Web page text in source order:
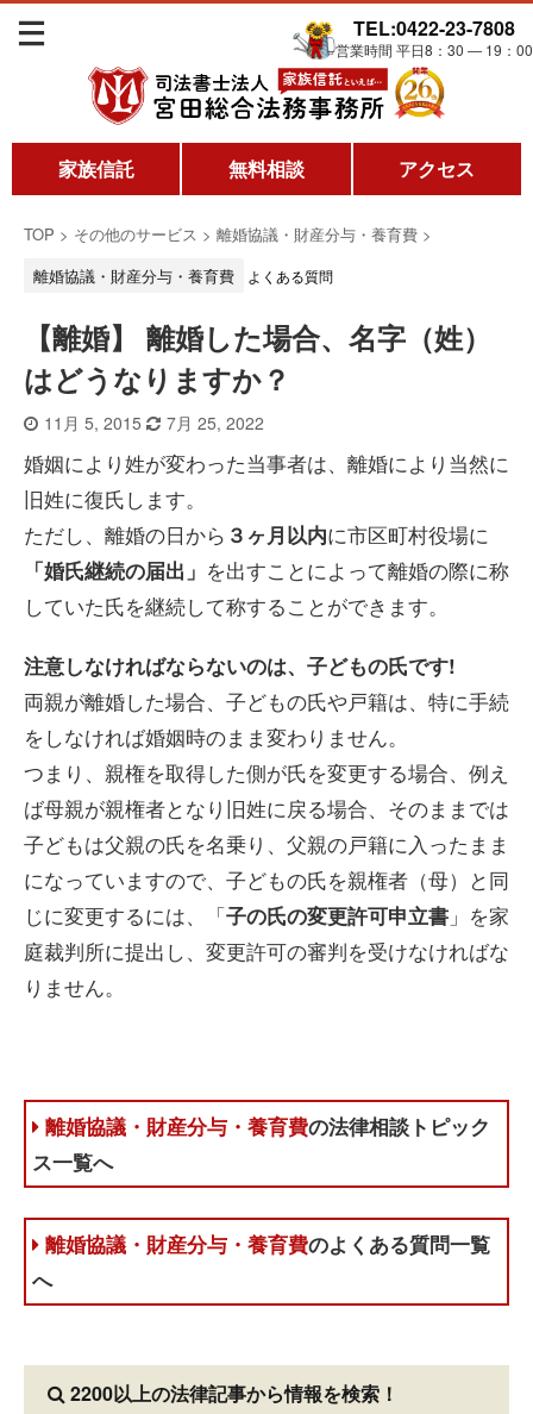
TEL:0422-23-7808
営業時間 平日8：30 ― 19：00
家族信託 無料相談 アクセス
TOP > その他のサービス > 離婚協議・財産分与・養育費 >
離婚協議・財産分与・養育費
よくある質問
【離婚】 離婚した場合、名字（姓）
はどうなりますか？
11月 5, 2015 7月 25, 2022
婚姻により姓が変わった当事者は、離婚により当然に
旧姓に復氏します。
ただし、離婚の日から ３ヶ月以内に市区町村役場に
「婚氏継続の届出」 を出すことによって離婚の際に称
していた氏を継続して称することができます。
注意しなければならないのは、子どもの氏です!
両親が離婚した場合、子どもの氏や戸籍は、特に手続
をしなければ婚姻時のまま変わりません。
つまり、親権を取得した側が氏を変更する場合、例え
ば母親が親権者となり旧姓に戻る場合、そのままでは
子どもは父親の氏を名乗り、父親の戸籍に入ったまま
になっていますので、子どもの氏を親権者（母）と同
じに変更するには、「子の氏の変更許可申立書 」を家
庭裁判所に提出し、変更許可の審判を受けなければな
りません。
離婚協議・財産分与・養育費の法律相談トピック
ス一覧へ
離婚協議・財産分与・養育費のよくある質問一覧
へ
2200以上の法律記事から情報を検索！